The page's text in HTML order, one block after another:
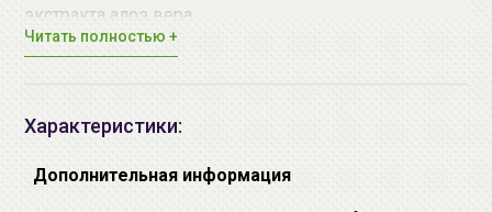
экстракта алоэ вера.
процессы, что весьма полезно для увядающей
керамидов и жирных кислот в поверхностном
Читать полностью +
Характеристики:
Дополнительная информация